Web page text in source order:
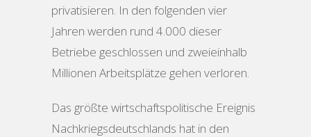
privatisieren. In den folgenden vier
Jahren werden rund 4.000 dieser
Betriebe geschlossen und zweieinhalb
Millionen Arbeitsplätze gehen verloren.
Das größte wirtschaftspolitische Ereignis
Nachkriegsdeutschlands hat in den